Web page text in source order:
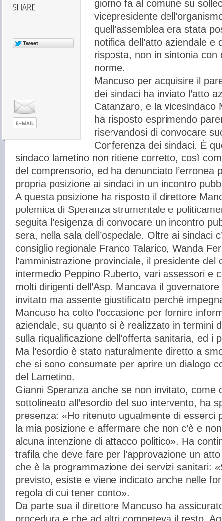
giorno fa al comune su
vicepresidente
quell’assemblea era stata
notifica dell’atto aziendale e
risposta, non in sintonia con
norme.
Mancuso per acquisire il
dei sindaci ha inviato l’atto
Catanzaro, e la vicesindaco
ha risposto esprimendo
riservandosi di convocare
Conferenza dei sindaci. È
sindaco lametino non ritiene corretto, così
del comprensorio, ed ha denunciato l’erronea
propria posizione ai sindaci in un incontro
A questa posizione ha risposto il direttore
polemica di Speranza strumentale e
seguita l’esigenza di convocare un incontro
sera, nella sala dell’ospedale. Oltre ai sindaci
consiglio regionale Franco Talarico, Wanda
l’amministrazione provinciale, il presidente del
intermedio Peppino Ruberto, vari assessori e
molti dirigenti dell’Asp. Mancava il
invitato ma assente giustificato perchè
Mancuso ha colto l’occasione per fornire
aziendale, su quanto si è realizzato in termini
sulla riqualificazione dell’offerta sanitaria, ed i
Ma l’esordio è stato naturalmente diretto a
che si sono consumate per aprire un dialogo
del Lametino.
Gianni Speranza anche se non invitato, come
sottolineato all’esordio del suo intervento, ha
presenza: «Ho ritenuto ugualmente di esserci
la mia posizione e affermare che non c’è e
alcuna intenzione di attacco politico». Ha
trafila che deve fare per l’approvazione un atto
che è la programmazione dei servizi sanitari:
previsto, esiste e viene indicato anche nelle
regola di cui tener conto».
Da parte sua il direttore Mancuso ha
procedura e che ad altri competeva il resto.